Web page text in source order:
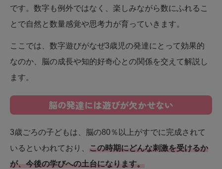
です。数字も例外ではなく、楽しみながら数にふれるこ
とで自然と数量感覚や思考力が育っていきます。
ここでは、数字遊びがなぜ3歳児の発達にとって効果的
なのか、脳の成長や知的好奇心との関係を交えて解説し
ます。
脳の発達には遊びが欠かせない
3歳ごろの子どもは、脳の80％以上がすでに完成されて
いるといわれており、 この時期にどんな刺激を受けるか
が、今後の学びへの土台になります。